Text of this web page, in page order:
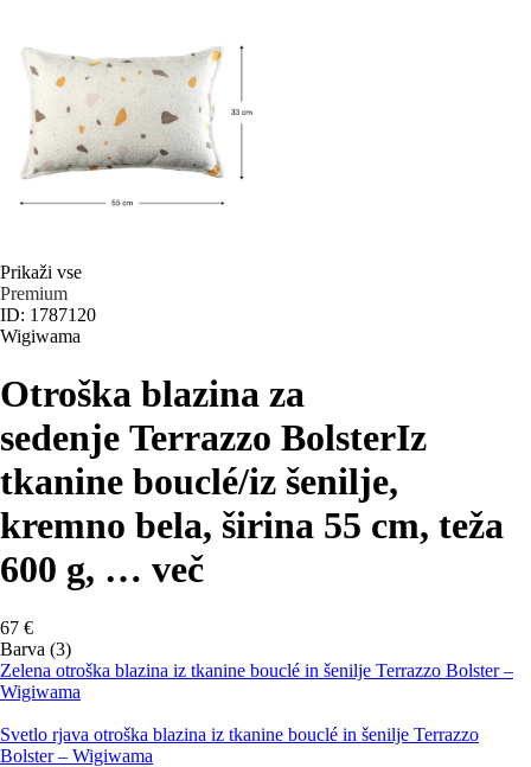
Prikaži vse
Premium
ID: 1787120
Wigiwama
Otroška blazina za
sedenje Terrazzo BolsterIz
tkanine bouclé/iz šenilje,
kremno bela, širina 55 cm, teža
600 g, … več
67 €
Barva (3)
Zelena otroška blazina iz tkanine bouclé in šenilje Terrazzo Bolster –
Wigiwama
Svetlo rjava otroška blazina iz tkanine bouclé in šenilje Terrazzo
Bolster – Wigiwama